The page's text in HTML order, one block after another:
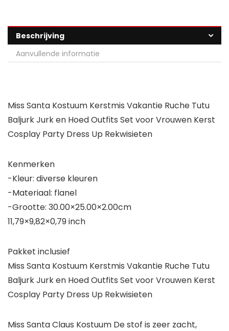
Beschrijving
Aanvullende informatie
Miss Santa Kostuum Kerstmis Vakantie Ruche Tutu
Baljurk Jurk en Hoed Outfits Set voor Vrouwen Kerst
Cosplay Party Dress Up Rekwisieten
Kenmerken
-Kleur: diverse kleuren
-Materiaal: flanel
-Grootte: 30.00×25.00×2.00cm
11,79×9,82×0,79 inch
Pakket inclusief
Miss Santa Kostuum Kerstmis Vakantie Ruche Tutu
Baljurk Jurk en Hoed Outfits Set voor Vrouwen Kerst
Cosplay Party Dress Up Rekwisieten
Miss Santa Claus Kostuum De stof is zeer zacht,